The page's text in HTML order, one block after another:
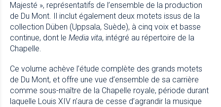
Majesté », représentatifs de l’ensemble de la production
de Du Mont. Il inclut également deux motets issus de la
collection Düben (Uppsala, Suède), à cinq voix et basse
continue, dont le Media vita, intégré au répertoire de la
Chapelle.
Ce volume achève l’étude complète des grands motets
de Du Mont, et offre une vue d’ensemble de sa carrière
comme sous-maître de la Chapelle royale, période durant
laquelle Louis XIV n’aura de cesse d’agrandir la musique